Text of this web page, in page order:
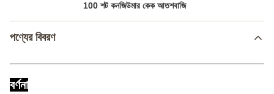
100 শট কনজিউমার কেক আতশবাজি
পণ্যের বিবরণ
বর্ণনা